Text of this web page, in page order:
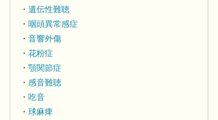
遺伝性難聴
咽頭異常感症
音響外傷
花粉症
顎関節症
感音難聴
吃音
球麻痺